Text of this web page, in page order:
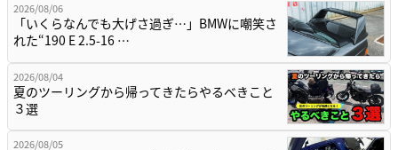
2026/08/06
「いくらなんでも大げさ過ぎ…」BMWに嘲笑さ
れた“190 E 2.5-16 …
2026/08/04
夏のツーリングから帰ってきたらやるべきこと
３選
2026/08/05